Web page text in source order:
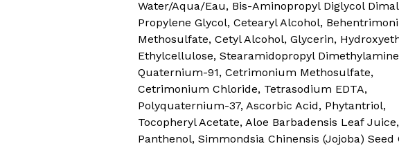
Water/Aqua/Eau, Bis-Aminopropyl Diglycol
Propylene Glycol, Cetearyl Alcohol,
Methosulfate, Cetyl Alcohol, Glycerin,
Ethylcellulose, Stearamidopropyl
Quaternium-91, Cetrimonium Methosulfate,
Cetrimonium Chloride, Tetrasodium EDTA,
Polyquaternium-37, Ascorbic Acid, Phytantriol,
Tocopheryl Acetate, Aloe Barbadensis Leaf Juice,
Panthenol, Simmondsia Chinensis (Jojoba) Seed